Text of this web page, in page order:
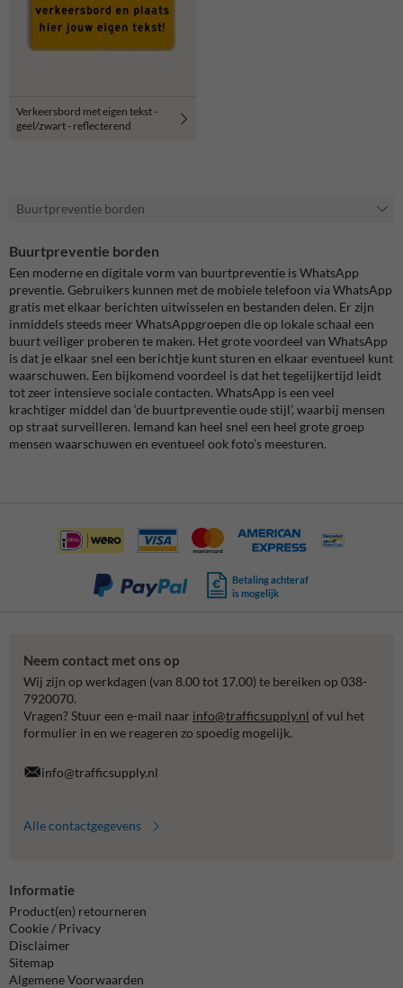
Verkeersbord met eigen tekst -
geel/zwart - reflecterend
Buurtpreventie borden
Buurtpreventie borden
Een moderne en digitale vorm van buurtpreventie is WhatsApp
preventie. Gebruikers kunnen met de mobiele telefoon via WhatsApp
gratis met elkaar berichten uitwisselen en bestanden delen. Er zijn
inmiddels steeds meer WhatsAppgroepen die op lokale schaal een
buurt veiliger proberen te maken. Het grote voordeel van WhatsApp
is dat je elkaar snel een berichtje kunt sturen en elkaar eventueel kunt
waarschuwen. Een bijkomend voordeel is dat het tegelijkertijd leidt
tot zeer intensieve sociale contacten. WhatsApp is een veel
krachtiger middel dan ‘de buurtpreventie oude stijl’, waarbij mensen
op straat surveilleren. Iemand kan heel snel een heel grote groep
mensen waarschuwen en eventueel ook foto’s meesturen.
Betaling achteraf
is mogelijk
Neem contact met ons op
Wij zijn op werkdagen (van 8.00 tot 17.00) te bereiken op 038-
7920070.
Vragen? Stuur een e-mail naar info@trafficsupply.nl of vul het
formulier in en we reageren zo spoedig mogelijk.
info@trafficsupply.nl
Alle contactgegevens
Informatie
Product(en) retourneren
Cookie / Privacy
Disclaimer
Sitemap
Algemene Voorwaarden